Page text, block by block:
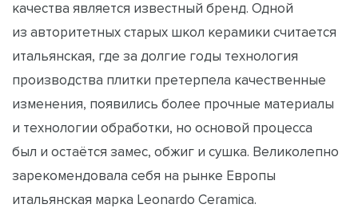
качества является известный бренд. Одной
из авторитетных старых школ керамики считается
итальянская, где за долгие годы технология
производства плитки претерпела качественные
изменения, появились более прочные материалы
и технологии обработки, но основой процесса
был и остаётся замес, обжиг и сушка. Великолепно
зарекомендовала себя на рынке Европы
итальянская марка Leonardo Ceramica.